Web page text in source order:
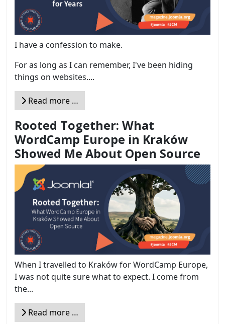
I have a confession to make.
For as long as I can remember, I've been hiding
things on websites....
Read more …
Rooted Together: What
WordCamp Europe in Kraków
Showed Me About Open Source
When I travelled to Kraków for WordCamp Europe,
I was not quite sure what to expect. I come from
the...
Read more …